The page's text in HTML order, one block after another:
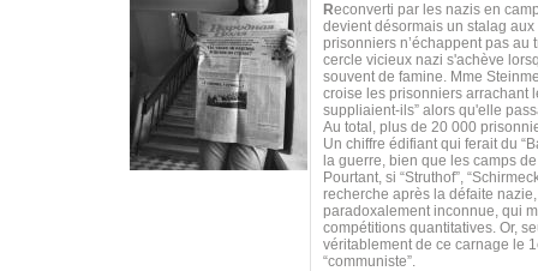
Reconverti par les nazis en
devient désormais un stalag
prisonniers n’échappent pas
cercle vicieux nazi s'achève
souvent de famine. Mme
croise les prisonniers arrachant
suppliaient-ils” alors qu'elle
Au total, plus de 20 000
Un chiffre édifiant qui ferait du
la guerre, bien que les camps
Pourtant, si “Struthof”,
recherche après la défaite
paradoxalement inconnue, qui
compétitions quantitatives. Or,
véritablement de ce carnage le
“communiste”.